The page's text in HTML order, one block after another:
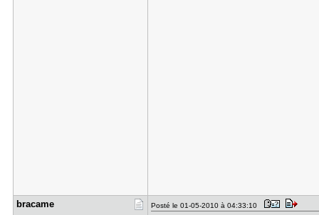
bracame Posté le 01-05-2010 à 04:33:10